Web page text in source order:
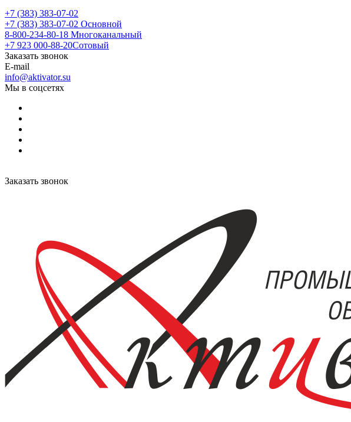
+7 (383) 383-07-02
+7 (383) 383-07-02 Основной
8-800-234-80-18 Многоканальный
+7 923 000-88-20Сотовый
Заказать звонок
E-mail
info@aktivator.su
Мы в соцсетях
Заказать звонок